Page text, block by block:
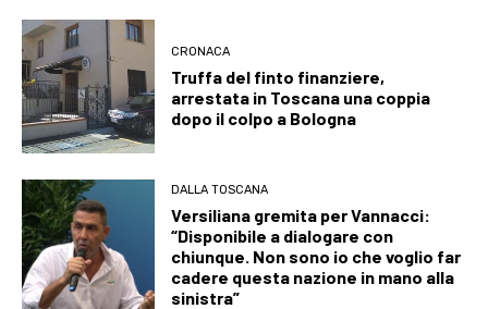
CRONACA
Truffa del finto finanziere,
arrestata in Toscana una coppia
dopo il colpo a Bologna
DALLA TOSCANA
Versiliana gremita per Vannacci:
“Disponibile a dialogare con
chiunque. Non sono io che voglio far
cadere questa nazione in mano alla
sinistra”